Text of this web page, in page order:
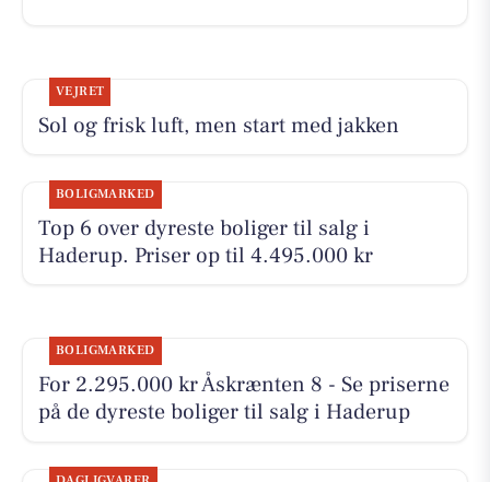
VEJRET
Sol og frisk luft, men start med jakken
BOLIGMARKED
Top 6 over dyreste boliger til salg i
Haderup. Priser op til 4.495.000 kr
BOLIGMARKED
For 2.295.000 kr Åskrænten 8 - Se priserne
på de dyreste boliger til salg i Haderup